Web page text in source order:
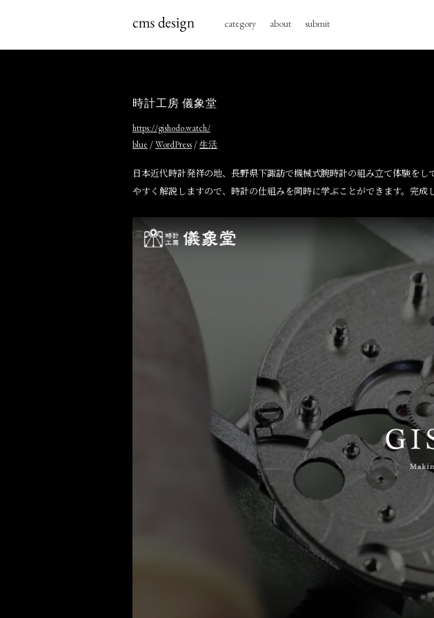
category about submit
時計工房 儀象堂
https://gishodo.watch/
blue /WordPress /生活
日本近代時計発祥の地、長野県下諏訪で機械式腕時計の組み立て体験を
やすく解説しますので、時計の仕組みを同時に学ぶことができます。完成